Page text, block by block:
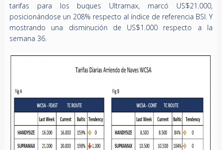
tarifas para los buques Ultramax, marcó US$21.000,
posicionándose un 208% respecto al índice de referencia BSI. Y
mostrando una disminución de US$1.000 respecto a la
semana 36.